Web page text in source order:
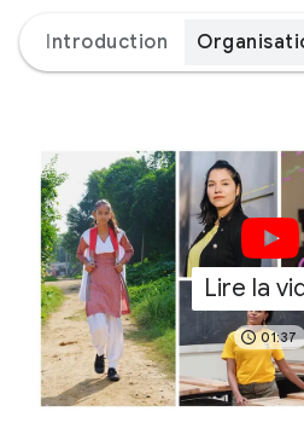
Introduction
Lire la
01:37